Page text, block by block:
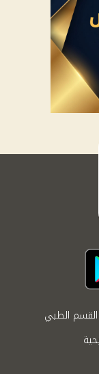
القسم الطبي